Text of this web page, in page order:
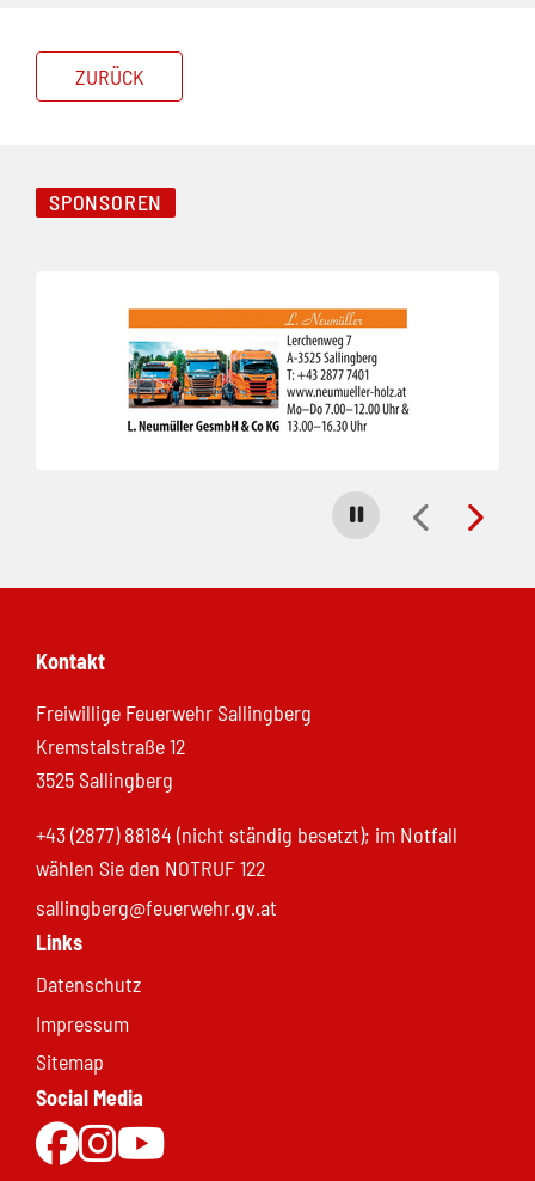
ZURÜCK
SPONSOREN
Carousel stoppen
Kontakt
Freiwillige Feuerwehr Sallingberg
Kremstalstraße 12
3525 Sallingberg
+43 (2877) 88184 (nicht ständig besetzt); im Notfall
wählen Sie den NOTRUF 122
sallingberg@feuerwehr.gv.at
Links
Datenschutz
Impressum
Sitemap
Social Media
Zur Facebookseite
Zu Instgram